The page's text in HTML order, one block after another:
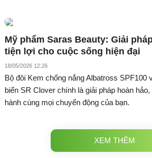
Mỹ phẩm Saras Beauty: Giải
tiện lợi cho cuộc sống hiện đại
18/05/2026 12:26
Bộ đôi Kem chống nắng Albatross SPF100
biển SR Clover chính là giải pháp hoàn
hành cùng mọi chuyển động của bạn.
XEM THÊM